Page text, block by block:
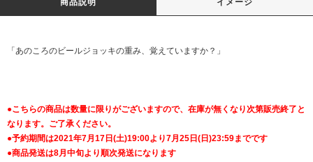
商品説明 イメージ
「あのころのビールジョッキの重み、覚えていますか？」
●こちらの商品は数量に限りがございますので、在庫が無くなり次第販売終了と
なります。ご了承ください。
●予約期間は2021年7月17日(土)19:00より7月25日(日)23:59までです
●商品発送は8月中旬より順次発送になります